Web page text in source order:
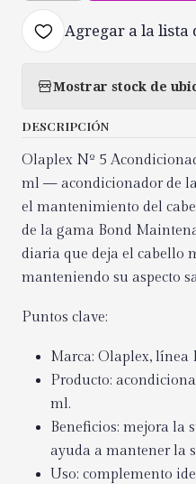
Agregar a la lista
Mostrar stock de
DESCRIPCIÓN
Olaplex Nº 5
ml — acondicionador de
el mantenimiento del
de la gama Bond
diaria que deja el cabello
manteniendo su aspecto
Puntos clave:
Marca: Olaplex, línea
Producto:
ml.
Beneficios: mejora la
ayuda a mantener la
Uso: complemento